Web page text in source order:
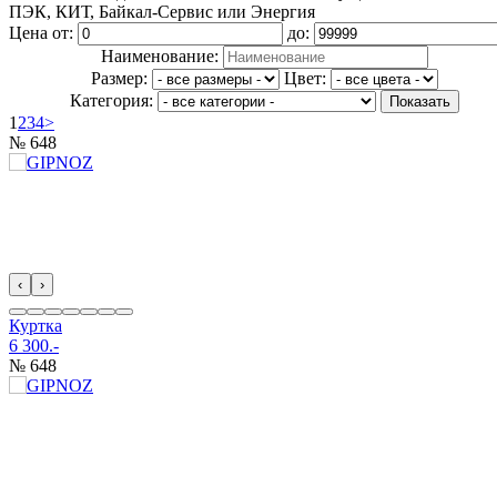
ПЭК, КИТ, Байкал-Сервис или Энергия
Цена от:
до:
Наименование:
Размер:
Цвет:
Категория:
1 234>
№ 648
‹ ›
Куртка
6 300.-
№ 648